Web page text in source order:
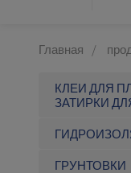
Главная
КЛЕИ ДЛЯ
ЗАТИРКИ
ГРУНТОВКИ